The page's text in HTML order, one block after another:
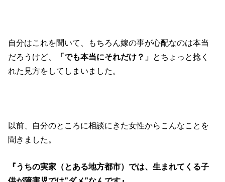
自分はこれを聞いて、もちろん嫁の事が心配なのは本当
だろうけど、
「でも本当にそれだけ？」 とちょっと捻く
れた見方をしてしまいました。
以前、自分のところに相談にきた女性からこんなことを
聞きました。
『うちの実家（とある地方都市）では、生まれてくる子